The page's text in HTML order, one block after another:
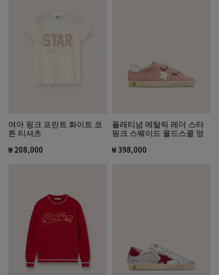
여아 핑크 프린트 화이트 코
튼 티셔츠
₩ 208,000
플래티넘 메탈릭 레더 스타
핑크 스웨이드 올드스쿨 영
₩ 398,000